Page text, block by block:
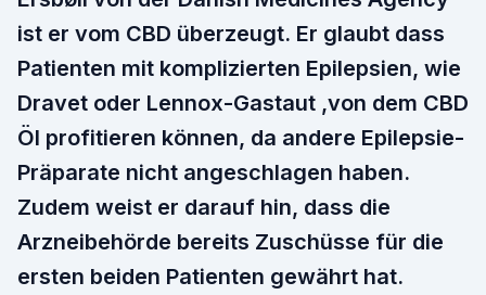
ist er vom CBD überzeugt. Er glaubt dass
Patienten mit komplizierten Epilepsien, wie
Dravet oder Lennox-Gastaut ,von dem CBD
Öl profitieren können, da andere Epilepsie-
Präparate nicht angeschlagen haben.
Zudem weist er darauf hin, dass die
Arzneibehörde bereits Zuschüsse für die
ersten beiden Patienten gewährt hat.